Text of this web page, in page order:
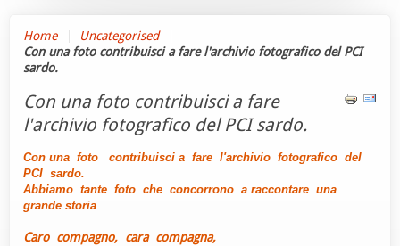
Home
Uncategorised
Con una foto contribuisci a fare l'archivio fotografico del PCI
sardo.
Con una foto contribuisci a fare
l'archivio fotografico del PCI sardo.
Con una foto contribuisci a fare l'archivio fotografico del
PCI sardo.
Abbiamo tante foto che concorrono a raccontare una
grande storia
Caro compagno, cara compagna,